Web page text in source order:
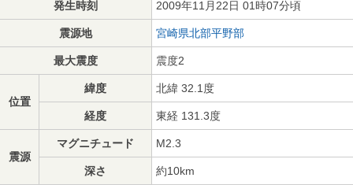
発生時刻 2009年11月22日 01時07分頃
震源地 宮崎県北部平野部
最大震度 震度2
位置
緯度 北緯 32.1度
経度 東経 131.3度
震源
マグニチュード M2.3
深さ 約10km